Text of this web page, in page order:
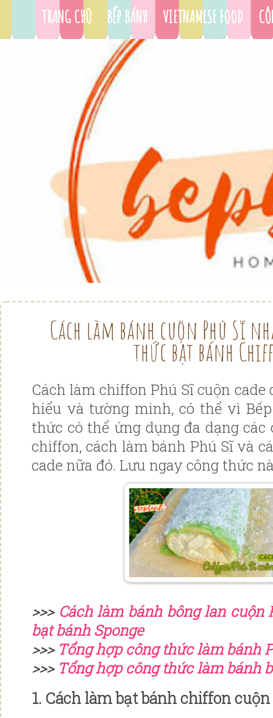
TRANG CHỦ BẾP BÁNH VIETNAMESE FOOD
Cách làm bánh cuộn Phú Sĩ
thức bạt bánh
Cách làm chiffon Phú Sĩ cuộn
hiểu và tường minh, có thể vì
thức có thể ứng dụng đa dạng
chiffon, cách làm bánh Phú Sĩ và
cade nữa đó. Lưu ngay công thức
>>> Cách làm bánh bông lan cuộn
bạt bánh Sponge
>>> Tổng hợp công thức làm bánh
>>> Tổng hợp công thức làm bánh
1. Cách làm bạt bánh chiffon